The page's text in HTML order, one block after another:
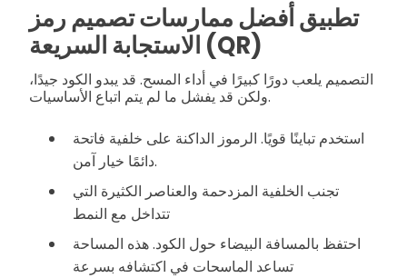
تطبيق أفضل ممارسات تصميم رمز
الاستجابة السريعة (QR)
التصميم يلعب دورًا كبيرًا في أداء المسح. قد يبدو الكود جيدًا،
ولكن قد يفشل ما لم يتم اتباع الأساسيات.
استخدم تباينًا قويًا. الرموز الداكنة على خلفية فاتحة
دائمًا خيار آمن.
تجنب الخلفية المزدحمة والعناصر الكثيرة التي
تتداخل مع النمط
احتفظ بالمسافة البيضاء حول الكود. هذه المساحة
تساعد الماسحات في اكتشافه بسرعة